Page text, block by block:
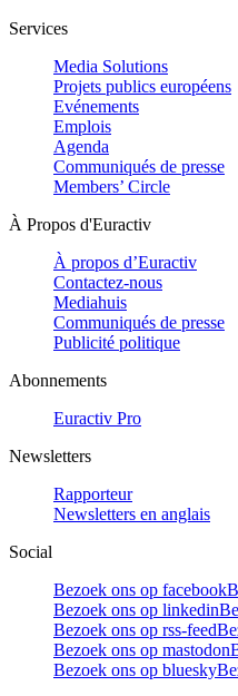
Services
Media Solutions
Projets publics européens
Evénements
Emplois
Agenda
Communiqués de presse
Members’ Circle
À Propos d'Euractiv
À propos d’Euractiv
Contactez-nous
Mediahuis
Communiqués de presse
Publicité politique
Abonnements
Euractiv Pro
Newsletters
Rapporteur
Newsletters en anglais
Social
Bezoek ons op facebook
Bezoek ons op linkedin
Bezoek ons op rss-feed
Bezoek ons op mastodon
Bezoek ons op bluesky